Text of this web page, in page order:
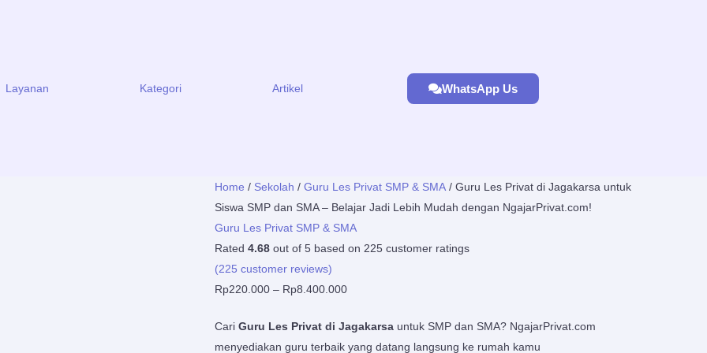
Layanan Kategori Artikel WhatsApp Us
Home / Sekolah / Guru Les Privat SMP & SMA / Guru Les Privat di Jagakarsa untuk
Siswa SMP dan SMA – Belajar Jadi Lebih Mudah dengan NgajarPrivat.com!
Guru Les Privat SMP & SMA
Rated 4.68 out of 5 based on 225 customer ratings
(225 customer reviews)
Rp220.000 – Rp8.400.000
Price
range:
Rp220.000
through
Cari Guru Les Privat di Jagakarsa untuk SMP dan SMA? NgajarPrivat.com
menyediakan guru terbaik yang datang langsung ke rumah kamu
Guru
Les
Privat
di
Jagakarsa
untuk
SMP
dan